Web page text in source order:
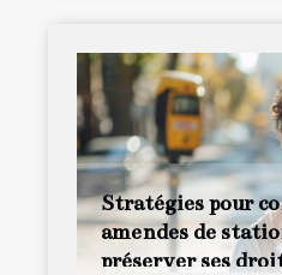
Stratégies pour
amendes de
préserver ses